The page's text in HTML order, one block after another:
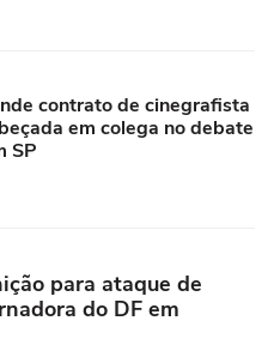
contrato de cinegrafista
em colega no debate
SP
para ataque de
do DF em